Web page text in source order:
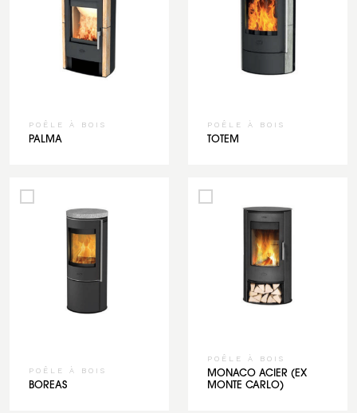
POÊLE À BOIS
PALMA
POÊLE À BOIS
TOTEM
POÊLE À BOIS
BOREAS
POÊLE À BOIS
MONACO ACIER (EX
MONTE CARLO)